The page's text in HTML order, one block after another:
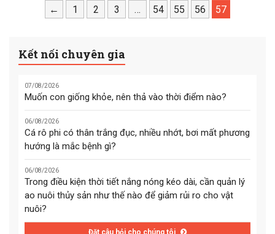
Với độ sâu trung bình vào
sông như sông Dinh, Rọ
có sự đa dạng sinh vật biển
hiếm có. Ngư dân ở đây đã
biết cách làm giàu từ những
lợi thế địa phương mình
bằng cách nuôi các loài thủy
sản có giá trị, trong số có
con vẹm xanh.
← 1 2 3 … 54 55 56 57
Kết nối chuyên gia
07/08/2026
Muốn con giống khỏe, nên thả vào thời điểm nào?
06/08/2026
Cá rô phi có thân trắng đục, nhiều nhớt, bơi mất phương
hướng là mắc bệnh gì?
06/08/2026
Trong điều kiện thời tiết nắng nóng kéo dài, cần quản lý
ao nuôi thủy sản như thế nào để giảm rủi ro cho vật
nuôi?
Đặt câu hỏi cho chúng tôi